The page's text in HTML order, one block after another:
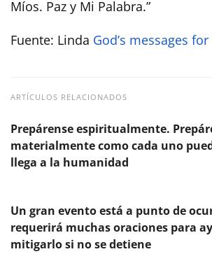
Míos. Paz y Mi Palabra.”
Fuente: Linda God’s messages for
ARTÍCULOS RELACIONADOS
Prepárense espiritualmente.
materialmente como cada uno
llega a la humanidad
Un gran evento está a punto de
requerirá muchas oraciones para
mitigarlo si no se detiene